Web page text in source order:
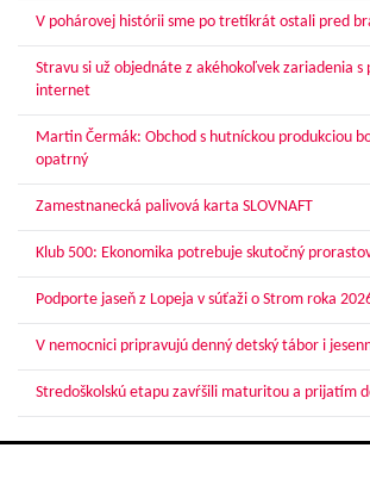
V pohárovej histórii sme po tretíkrát ostali pred
Stravu si už objednáte z akéhokoľvek zariadenia s
internet
Martin Čermák: Obchod s hutníckou produkciou
opatrný
Zamestnanecká palivová karta SLOVNAFT
Klub 500: Ekonomika potrebuje skutočný
Podporte jaseň z Lopeja v súťaži o Strom roka
V nemocnici pripravujú denný detský tábor i
Stredoškolskú etapu zavŕšili maturitou a prijatím